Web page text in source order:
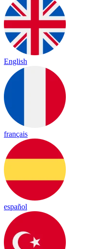
English
français
español